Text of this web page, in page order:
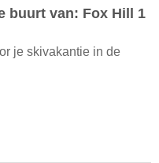
buurt van: Fox Hill 1
je skivakantie in de